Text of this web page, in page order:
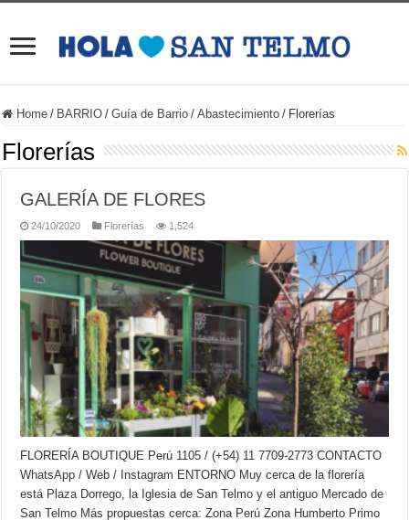
Home / BARRIO / Guía de Barrio / Abastecimiento / Florerías
Florerías
GALERÍA DE FLORES
24/10/2020 Florerías 1,524
FLORERÍA BOUTIQUE Perú 1105 / (+54) 11 7709-2773 CONTACTO
WhatsApp / Web / Instagram ENTORNO Muy cerca de la florería
está Plaza Dorrego, la Iglesia de San Telmo y el antiguo Mercado de
San Telmo Más propuestas cerca: Zona Perú Zona Humberto Primo